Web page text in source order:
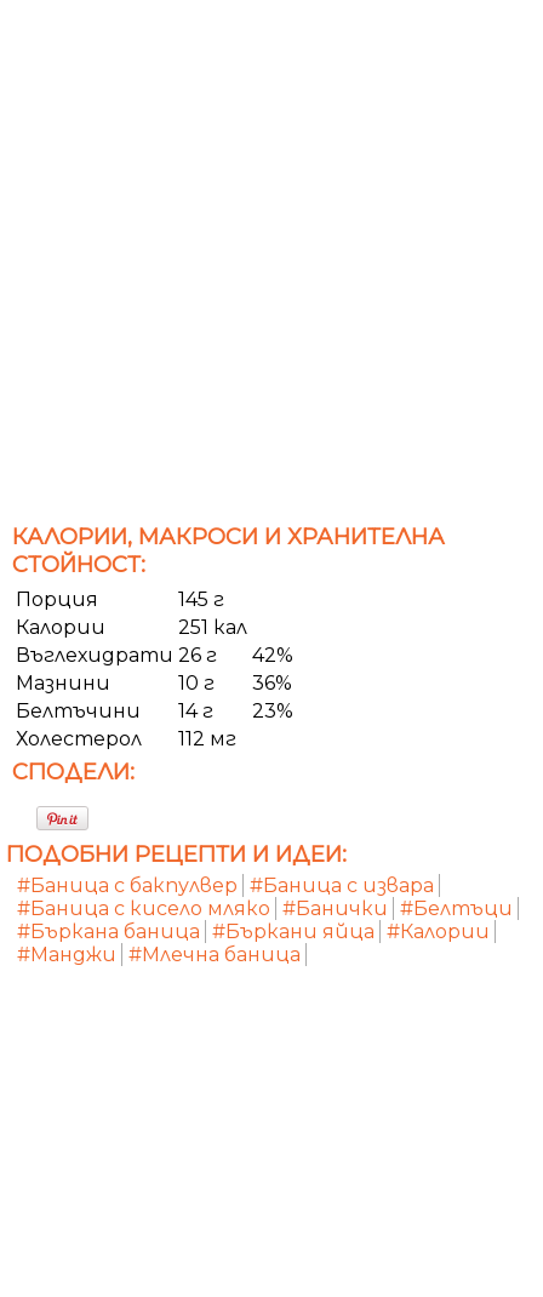
КАЛОРИИ, МАКРОСИ И ХРАНИТЕЛНА
СТОЙНОСТ:
Порция
145 г
Калории
251 кал
Въглехидрати 26 г
42%
Мазнини
10 г
36%
Белтъчини
14 г
23%
Холестерол
112 мг
СПОДЕЛИ:
ПОДОБНИ РЕЦЕПТИ И ИДЕИ:
#Баница с бакпулвер #Баница с извара
#Баница с кисело мляко #Банички
#Белтъци
#Бъркана баница #Бъркани яйца #Калории
#Манджи
#Млечна баница